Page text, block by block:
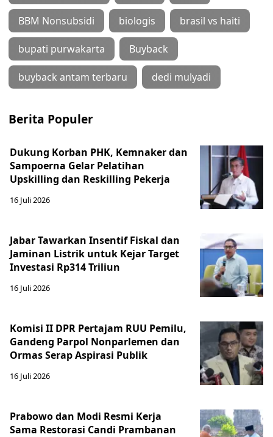
BBM Nonsubsidi biologis brasil vs haiti
bupati purwakarta Buyback
buyback antam terbaru dedi mulyadi
Berita Populer
Dukung Korban PHK, Kemnaker dan
Sampoerna Gelar Pelatihan
Upskilling dan Reskilling Pekerja
16 Juli 2026
Jabar Tawarkan Insentif Fiskal dan
Jaminan Listrik untuk Kejar Target
Investasi Rp314 Triliun
16 Juli 2026
Komisi II DPR Pertajam RUU Pemilu,
Gandeng Parpol Nonparlemen dan
Ormas Serap Aspirasi Publik
16 Juli 2026
Prabowo dan Modi Resmi Kerja
Sama Restorasi Candi Prambanan